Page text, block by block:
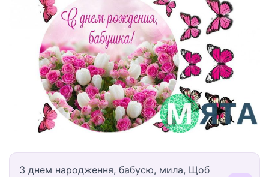
З днем народження, бабусю, мила, Щоб